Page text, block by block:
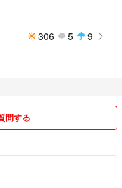
習慣化しやすいのが魅力。
の方
い (吸収率が良いとされる朝推
306 5 9
問する